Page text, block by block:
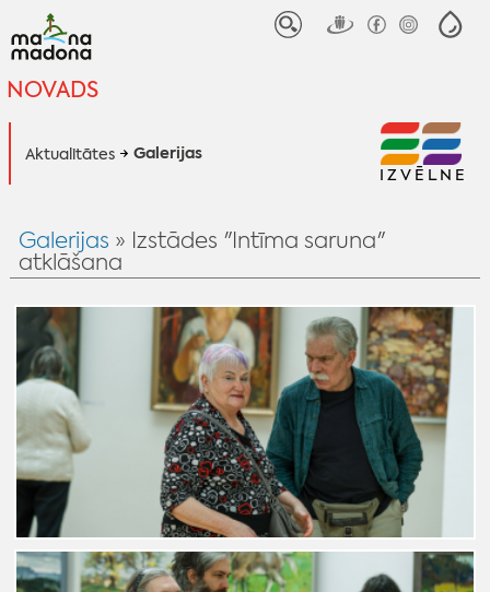
NOVADS
Aktualitātes Galerijas
IZVĒLNE
Galerijas » Izstādes "Intīma saruna"
atklāšana